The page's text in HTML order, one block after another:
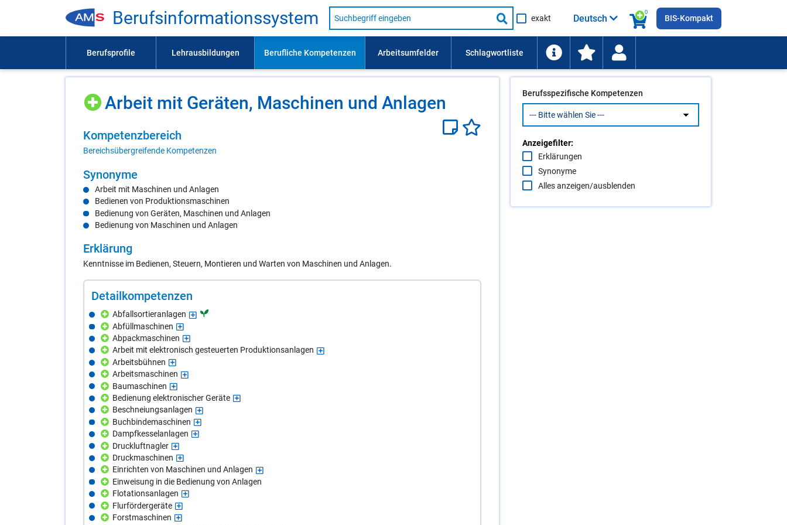
Be­rufs­in­for­ma­ti­ons­sys­tem
Suche
nach
Lehrausbildung,
usw.
Suche
starten
exakt
0
Deutsch BIS-Kompakt
Ar­beit mit Ge­rä­ten, Ma­schi­nen und An­la­gen
Kom­pe­tenz­be­reich
Bereichsübergreifende Kompetenzen
Syn­ony­me
Arbeit mit Maschinen und Anlagen
Bedienen von Produktionsmaschinen
Bedienung von Geräten, Maschinen und Anlagen
Bedienung von Maschinen und Anlagen
Er­klä­rung
Kenntnisse im Bedienen, Steuern, Montieren und Warten von Maschinen und Anlagen.
De­tail­kom­pe­ten­zen
Abfallsortieranlagen
Abfüllmaschinen
Abpackmaschinen
Arbeit mit elektronisch gesteuerten Produktionsanlagen
Arbeitsbühnen
Arbeitsmaschinen
Baumaschinen
Bedienung elektronischer Geräte
Beschneiungsanlagen
Buchbindemaschinen
Dampfkesselanlagen
Druckluftnagler
Druckmaschinen
Einrichten von Maschinen und Anlagen
Einweisung in die Bedienung von Anlagen
Flotationsanlagen
Flurfördergeräte
Forstmaschinen
Berufsspezifische Kompetenzen
Anzeigefilter:
Erklärungen
Synonyme
Alles anzeigen/ausblenden